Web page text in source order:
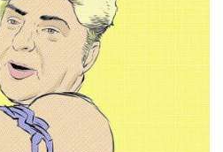
ארכיון
צור קשר